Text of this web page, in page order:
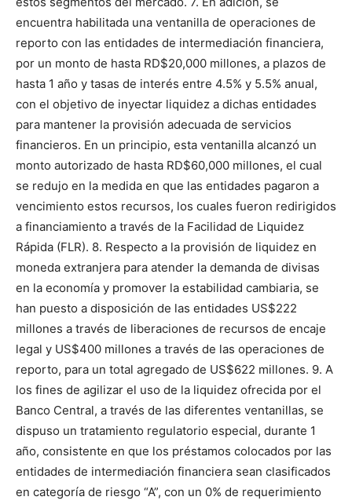
encuentra habilitada una ventanilla de operaciones de
reporto con las entidades de intermediación financiera,
por un monto de hasta RD$20,000 millones, a plazos de
hasta 1 año y tasas de interés entre 4.5% y 5.5% anual,
con el objetivo de inyectar liquidez a dichas entidades
para mantener la provisión adecuada de servicios
financieros. En un principio, esta ventanilla alcanzó un
monto autorizado de hasta RD$60,000 millones, el cual
se redujo en la medida en que las entidades pagaron a
vencimiento estos recursos, los cuales fueron redirigidos
a financiamiento a través de la Facilidad de Liquidez
Rápida (FLR). 8. Respecto a la provisión de liquidez en
moneda extranjera para atender la demanda de divisas
en la economía y promover la estabilidad cambiaria, se
han puesto a disposición de las entidades US$222
millones a través de liberaciones de recursos de encaje
legal y US$400 millones a través de las operaciones de
reporto, para un total agregado de US$622 millones. 9. A
los fines de agilizar el uso de la liquidez ofrecida por el
Banco Central, a través de las diferentes ventanillas, se
dispuso un tratamiento regulatorio especial, durante 1
año, consistente en que los préstamos colocados por las
entidades de intermediación financiera sean clasificados
en categoría de riesgo “A”, con un 0% de requerimiento